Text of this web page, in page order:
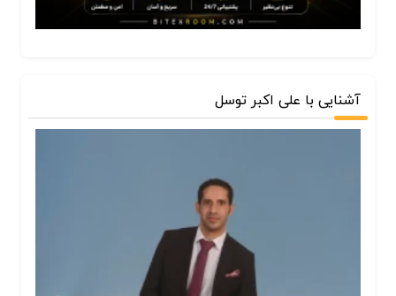
آشنایی با علی اکبر توسل